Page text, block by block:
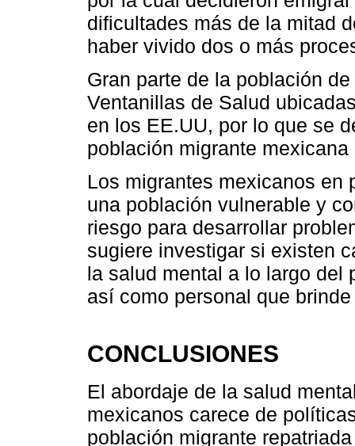
dificultades más de la mitad
haber vivido dos o más
Gran parte de la población
Ventanillas de Salud
en los EE.UU, por lo que se
población migrante
Los migrantes mexicanos en
una población vulnerable y
riesgo para desarrollar
sugiere investigar si existen
la salud mental a lo largo del
así como personal que
CONCLUSIONES
El abordaje de la salud
mexicanos carece de
población migrante